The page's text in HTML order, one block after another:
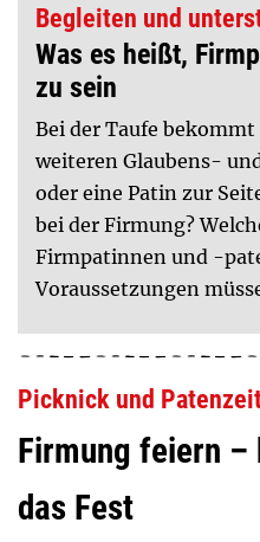
Begleiten und
Was es heißt,
zu sein
Bei der Taufe
weiteren Glaubens-
oder eine Patin zur
bei der Firmung?
Firmpatinnen und -
Voraussetzungen
Picknick und
Firmung feiern
das Fest